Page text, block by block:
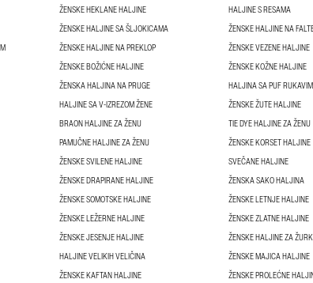
ŽENSKE HEKLANE HALJINE
HALJINE S RESAMA
ŽENSKE HALJINE SA ŠLJOKICAMA
ŽENSKE HALJINE NA
ŽENSKE HALJINE NA PREKLOP
ŽENSKE VEZENE HALJINE
ŽENSKE BOŽIĆNE HALJINE
ŽENSKE KOŽNE HALJINE
ŽENSKA HALJINA NA PRUGE
HALJINA SA PUF
HALJINE SA V-IZREZOM ŽENE
ŽENSKE ŽUTE HALJINE
BRAON HALJINE ZA ŽENU
TIE DYE HALJINE ZA ŽENU
PAMUČNE HALJINE ZA ŽENU
ŽENSKE KORSET HALJINE
ŽENSKE SVILENE HALJINE
SVEČANE HALJINE
ŽENSKE DRAPIRANE HALJINE
ŽENSKA SAKO HALJINA
ŽENSKE SOMOTSKE HALJINE
ŽENSKE LETNJE HALJINE
ŽENSKE LEŽERNE HALJINE
ŽENSKE ZLATNE HALJINE
ŽENSKE JESENJE HALJINE
ŽENSKE HALJINE ZA
HALJINE VELIKIH VELIČINA
ŽENSKE MAJICA HALJINE
ŽENSKE KAFTAN HALJINE ŽENSKE PROLEĆNE